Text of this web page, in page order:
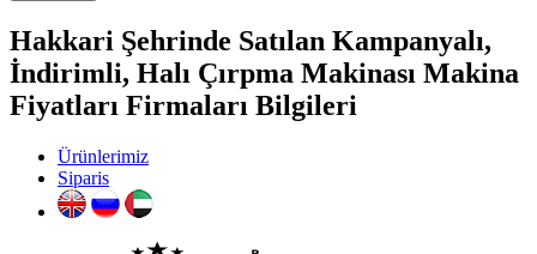
Hakkari Şehrinde Satılan Kampanyalı,
İndirimli, Halı Çırpma Makinası Makina
Fiyatları Firmaları Bilgileri
Ürünlerimiz
Siparis